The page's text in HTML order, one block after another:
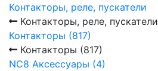
Контакторы, реле, пускатели
Контакторы, реле, пускатели
Контакторы (817)
Контакторы (817)
NC8 Аксессуары (4)